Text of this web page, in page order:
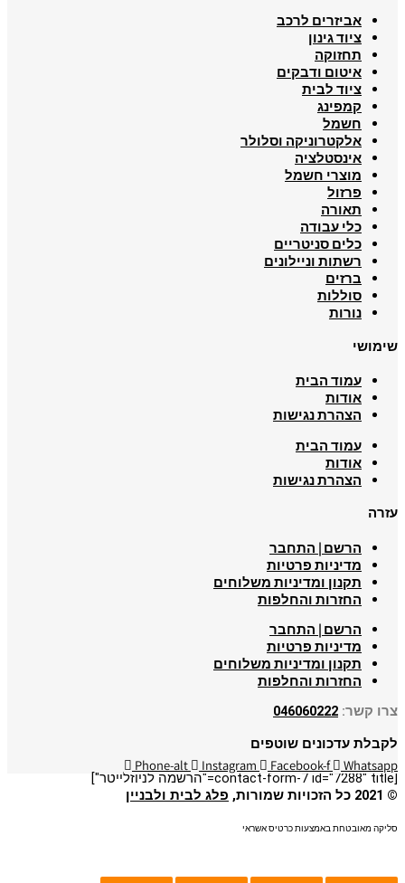
אביזרים לרכב
ציוד גינון
תחזוקה
איטום ודבקים
ציוד לבית
קמפינג
חשמל
אלקטרוניקה וסלולר
אינסטלציה
מוצרי חשמל
פרזול
תאורה
כלי עבודה
כלים סניטריים
רשתות וניילונים
ברזים
סוללות
נורות
שימושי
עמוד הבית
אודות
הצהרת נגישות
עמוד הבית
אודות
הצהרת נגישות
עזרה
הרשם | התחבר
מדיניות פרטיות
תקנון ומדיניות משלוחים
החזרות והחלפות
הרשם | התחבר
מדיניות פרטיות
תקנון ומדיניות משלוחים
החזרות והחלפות
צרו קשר: 046060222
לקבלת עדכונים שוטפים
[contact-form-7 id="7288" title="הרשמה לניוזלייטר"]
Phone-alt Instagram Facebook-f Whatsapp
© 2021 כל הזכויות שמורות, פלג לבית ולבניין
סליקה מאובטחת באמצעות כרטיס אשראי